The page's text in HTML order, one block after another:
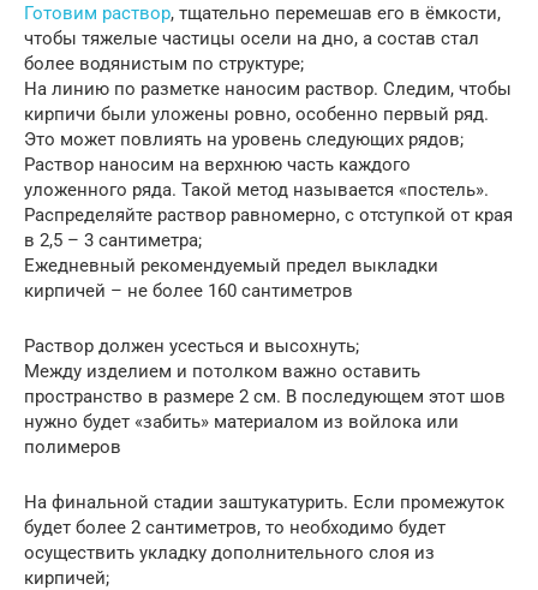
Готовим раствор, тщательно перемешав его в ёмкости,
чтобы тяжелые частицы осели на дно, а состав стал
более водянистым по структуре;
На линию по разметке наносим раствор. Следим, чтобы
кирпичи были уложены ровно, особенно первый ряд.
Это может повлиять на уровень следующих рядов;
Раствор наносим на верхнюю часть каждого
уложенного ряда. Такой метод называется «постель».
Распределяйте раствор равномерно, с отступкой от края
в 2,5 – 3 сантиметра;
Ежедневный рекомендуемый предел выкладки
кирпичей – не более 160 сантиметров
Раствор должен усесться и высохнуть;
Между изделием и потолком важно оставить
пространство в размере 2 см. В последующем этот шов
нужно будет «забить» материалом из войлока или
полимеров
На финальной стадии заштукатурить. Если промежуток
будет более 2 сантиметров, то необходимо будет
осуществить укладку дополнительного слоя из
кирпичей;